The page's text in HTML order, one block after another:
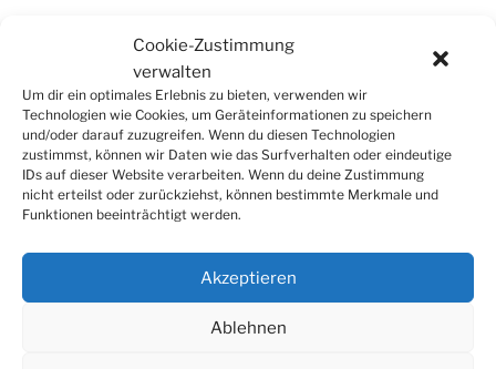
Cookie-Zustimmung
verwalten
Um dir ein optimales Erlebnis zu bieten, verwenden wir
Technologien wie Cookies, um Geräteinformationen zu speichern
und/oder darauf zuzugreifen. Wenn du diesen Technologien
zustimmst, können wir Daten wie das Surfverhalten oder eindeutige
IDs auf dieser Website verarbeiten. Wenn du deine Zustimmung
nicht erteilst oder zurückziehst, können bestimmte Merkmale und
Funktionen beeinträchtigt werden.
Akzeptieren
Ablehnen
SUCHE